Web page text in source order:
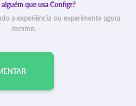
que usa Configr?
a experiência ou experimente agora
mesmo.